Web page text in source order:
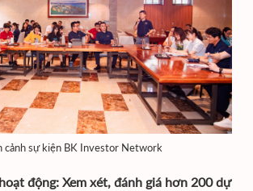
cảnh sự kiện BK Investor Network
động: Xem xét, đánh giá hơn 200 dự